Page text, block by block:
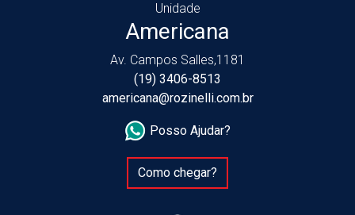
Unidade
Americana
Av. Campos Salles,1181
(19) 3406-8513
americana@rozinelli.com.br
Posso Ajudar?
Como chegar?